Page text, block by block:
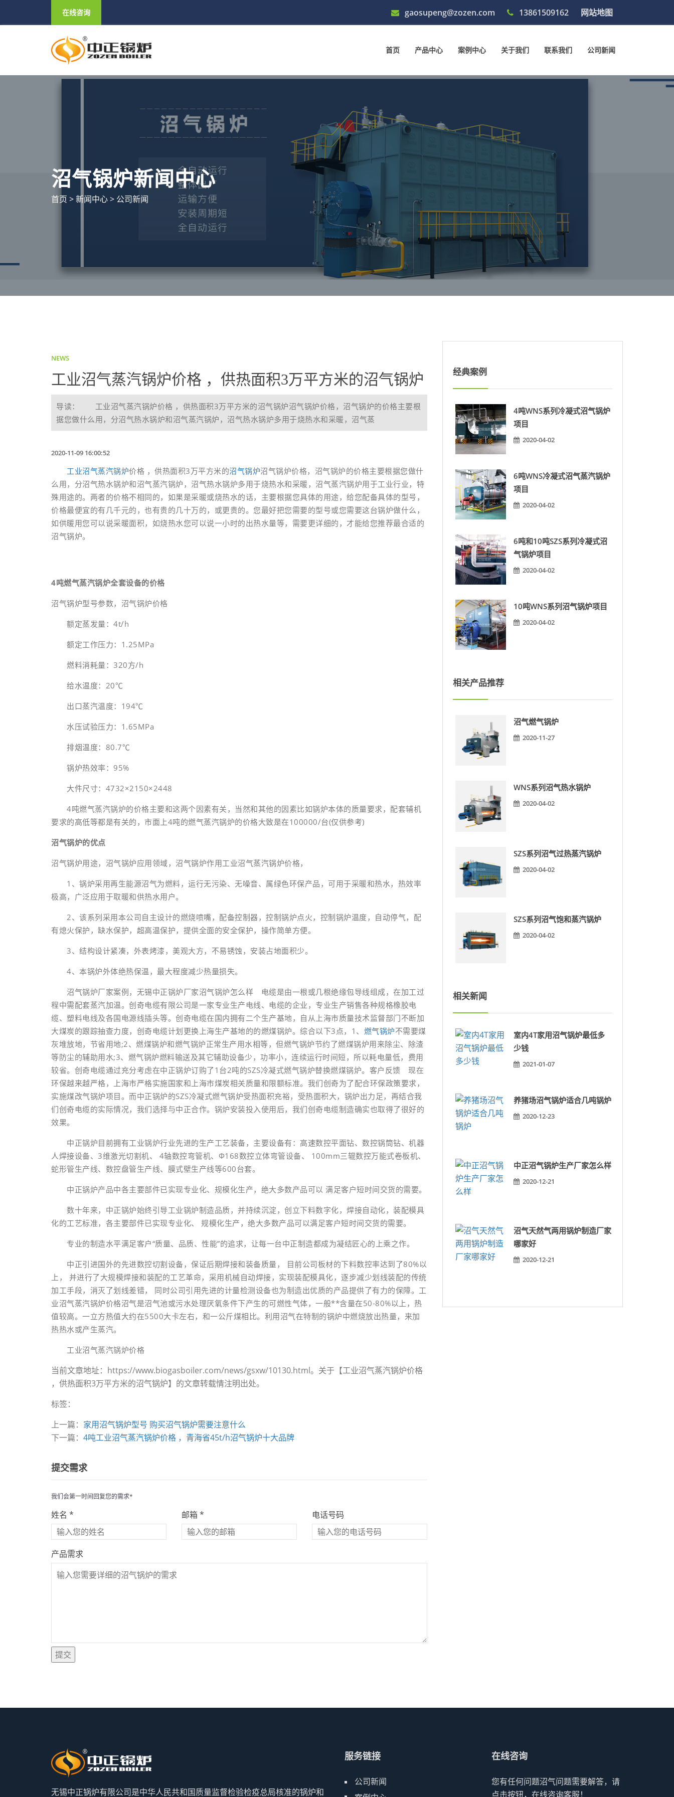
在线咨询 gaosupeng@zozen.com 13861509162 网站地图
首页 产品中心 案例中心 关于我们 联系我们 公司新闻
沼气锅炉新闻中心
首页 >新闻中心> 公司新闻
NEWS
工业沼气蒸汽锅炉价格 ，供热面积3万平方米的沼气锅炉
导读： 工业沼气蒸汽锅炉价格 ，供热面积3万平方米的沼气锅炉沼气锅炉价格，沼气锅炉的价格主要根
据您做什么用，分沼气热水锅炉和沼气蒸汽锅炉，沼气热水锅炉多用于烧热水和采暖，沼气蒸
2020-11-09 16:00:52
工业沼气蒸汽锅炉价格 ，供热面积3万平方米的沼气锅炉沼气锅炉价格，沼气锅炉的价格主要根据您做什
么用，分沼气热水锅炉和沼气蒸汽锅炉，沼气热水锅炉多用于烧热水和采暖，沼气蒸汽锅炉用于工业行业，特
殊用途的。两者的价格不相同的，如果是采暖或烧热水的话，主要根据您具体的用途，给您配备具体的型号，
价格最便宜的有几千元的，也有贵的几十万的，或更贵的。您最好把您需要的型号或您需要这台锅炉做什么，
如供暖用您可以说采暖面积，如烧热水您可以说一小时的出热水量等，需要更详细的，才能给您推荐最合适的
沼气锅炉。
4吨燃气蒸汽锅炉全套设备的价格
沼气锅炉型号参数，沼气锅炉价格
额定蒸发量：4t/h
额定工作压力：1.25MPa
燃料消耗量：320方/h
给水温度：20℃
出口蒸汽温度：194℃
水压试验压力：1.65MPa
排烟温度：80.7℃
锅炉热效率：95%
大件尺寸：4732×2150×2448
4吨燃气蒸汽锅炉的价格主要和这两个因素有关，当然和其他的因素比如锅炉本体的质量要求，配套辅机
要求的高低等都是有关的，市面上4吨的燃气蒸汽锅炉的价格大致是在100000/台(仅供参考)
沼气锅炉的优点
沼气锅炉用途，沼气锅炉应用领域，沼气锅炉作用工业沼气蒸汽锅炉价格，
1、锅炉采用再生能源沼气为燃料，运行无污染、无噪音、属绿色环保产品，可用于采暖和热水，热效率
极高，广泛应用于取暖和供热水用户。
2、该系列采用本公司自主设计的燃烧喷嘴，配备控制器，控制锅炉点火，控制锅炉温度，自动停气，配
有熄火保护，缺水保护，超高温保护，提供全面的安全保护，操作简单方便。
3、结构设计紧凑，外表烤漆，美观大方，不易锈蚀，安装占地面积少。
4、本锅炉外体绝热保温，最大程度减少热量损失。
沼气锅炉厂家案例，无锡中正锅炉厂家沼气锅炉怎么样 电缆是由一根或几根绝缘包导线组成，在加工过
程中需配套蒸汽加温。创奇电缆有限公司是一家专业生产电线、电缆的企业，专业生产销售各种规格橡胶电
缆、塑料电线及各国电源线插头等。创奇电缆在国内拥有二个生产基地，自从上海市质量技术监督部门不断加
大煤炭的跟踪抽查力度，创奇电缆计划更换上海生产基地的的燃煤锅炉。综合以下3点，1、 燃气锅炉不需要煤
灰堆放地，节省用地;2、燃煤锅炉和燃气锅炉正常生产用水相等，但燃气锅炉节约了燃煤锅炉用来除尘、除渣
等防尘的辅助用水;3、燃气锅炉燃料输送及其它辅助设备少，功率小，连续运行时间短，所以耗电量低，费用
较省。创奇电缆通过充分考虑在中正锅炉订购了1台2吨的SZS冷凝式燃气锅炉替换燃煤锅炉。客户反馈 现在
环保越来越严格，上海市严格实施国家和上海市煤炭相关质量和限额标准。我们创奇为了配合环保政策要求，
实施煤改气锅炉项目。而中正锅炉的SZS冷凝式燃气锅炉受热面积充裕，受热面积大，锅炉出力足，再结合我
们创奇电缆的实际情况，我们选择与中正合作。锅炉安装投入使用后，我们创奇电缆制造确实也取得了很好的
效果。
中正锅炉目前拥有工业锅炉行业先进的生产工艺装备，主要设备有：高速数控平面钻、数控锅筒钻、机器
人焊接设备、3维激光切割机、 4轴数控弯管机、Φ168数控立体弯管设备、 100mm三辊数控万能式卷板机、
蛇形管生产线、数控盘管生产线、膜式壁生产线等600台套。
中正锅炉产品中各主要部件已实现专业化、规模化生产，绝大多数产品可以 满足客户短时间交货的需要。
数十年来，中正锅炉始终引导工业锅炉制造品质，并持续沉淀，创立下料数字化，焊接自动化，装配模具
化的工艺标准，各主要部件已实现专业化、 规模化生产，绝大多数产品可以满足客户短时间交货的需要。
专业的制造水平满足客户“质量、品质、性能”的追求，让每一台中正制造都成为凝结匠心的上乘之作。
中正引进国外的先进数控切割设备，保证后期焊接和装备质量， 目前公司板材的下料数控率达到了80%以
上， 并进行了大规模焊接和装配的工艺革命，采用机械自动焊接，实现装配模具化，逐步减少划线装配的传统
加工手段，消灭了划线差错， 同时公司引用先进的计量检测设备也为制造出优质的产品提供了有力的保障。工
业沼气蒸汽锅炉价格沼气是沼气池或污水处理厌氧条件下产生的可燃性气体，一般**含量在50-80%以上，热
值较高。一立方热值大约在5500大卡左右，和一公斤煤相比。利用沼气在特制的锅炉中燃烧放出热量，来加
热热水或产生蒸汽。
工业沼气蒸汽锅炉价格
当前文章地址：https://www.biogasboiler.com/news/gsxw/10130.html。关于【工业沼气蒸汽锅炉价格
，供热面积3万平方米的沼气锅炉】的文章转载情注明出处。
标签：
上一篇： 家用沼气锅炉型号 购买沼气锅炉需要注意什么
下一篇： 4吨工业沼气蒸汽锅炉价格 ，青海省45t/h沼气锅炉十大品牌
提交需求
我们会第一时间回复您的需求*
姓名 * 邮箱 * 电话号码
产品需求
提交
经典案例
4吨WNS系列冷凝式沼气锅炉
项目
2020-04-02
6吨WNS冷凝式沼气蒸汽锅炉
项目
2020-04-02
6吨和10吨SZS系列冷凝式沼
气锅炉项目
2020-04-02
10吨WNS系列沼气锅炉项目
2020-04-02
相关产品推荐
沼气燃气锅炉
2020-11-27
WNS系列沼气热水锅炉
2020-04-02
SZS系列沼气过热蒸汽锅炉
2020-04-02
SZS系列沼气饱和蒸汽锅炉
2020-04-02
相关新闻
室内4T家用沼气锅炉最低多
少钱
2021-01-07
养猪场沼气锅炉适合几吨锅炉
2020-12-23
中正沼气锅炉生产厂家怎么样
2020-12-21
沼气天然气两用锅炉制造厂家
哪家好
2020-12-21
无锡中正锅炉有限公司是中华人民共和国质量监督检验检疫总局核准的锅炉和
服务链接
公司新闻
在线咨询
您有任何问题沼气问题需要解答，请
点击按钮，在线咨询客服！